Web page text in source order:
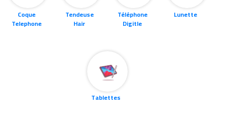
Coque
Telephone
Tendeuse
Hair
Téléphone
Digitle
Lunette
Tablettes